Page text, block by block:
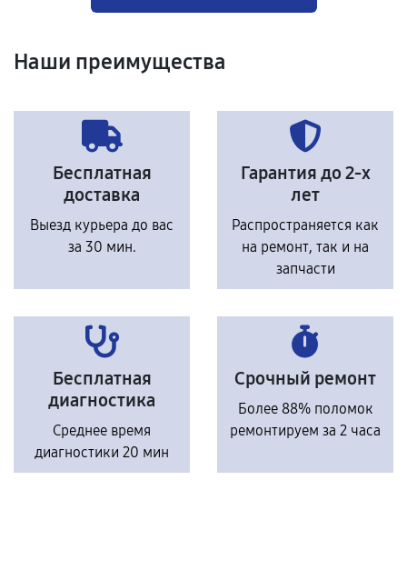
Наши преимущества
Бесплатная
доставка
Выезд курьера до вас
за 30 мин.
Гарантия до 2-х
лет
Распространяется как
на ремонт, так и на
запчасти
Бесплатная
диагностика
Среднее время
диагностики 20 мин
Срочный ремонт
Более 88% поломок
ремонтируем за 2 часа